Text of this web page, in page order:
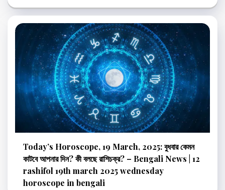
Today’s Horoscope, 19 March, 2025: বুধবার কেমন
কাটবে আপনার দিন? কী বলছে রাশিচক্র? – Bengali News | 12
rashifol 19th march 2025 wednesday
horoscope in bengali